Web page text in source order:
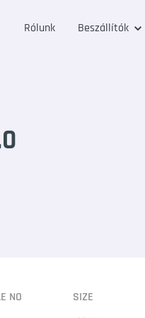
Rólunk Beszállítók
NO SIZE